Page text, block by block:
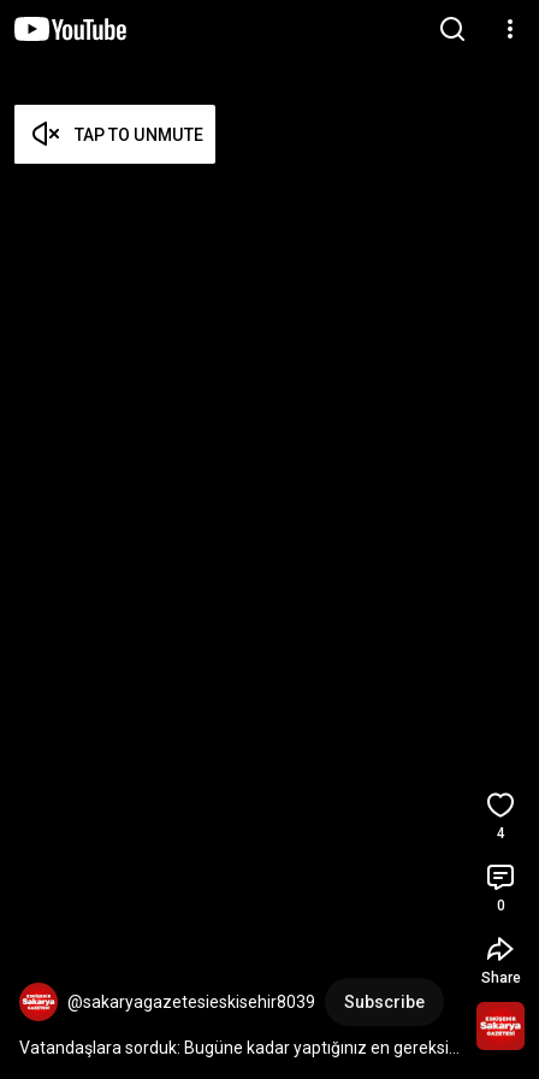
TAP TO UNMUTE
@sakaryagazetesieskisehir8039 Subscribe
Vatandaşlara sorduk: Bugüne kadar yaptığınız en gereksiz
4
0
Share